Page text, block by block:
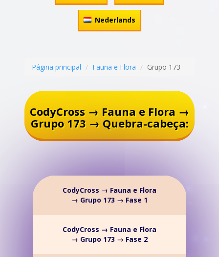
Nederlands
Página principal Fauna e Flora Grupo 173
CodyCross → Fauna e Flora →
Grupo 173 → Quebra-cabeça:
CodyCross → Fauna e Flora
→ Grupo 173 → Fase 1
CodyCross → Fauna e Flora
→ Grupo 173 → Fase 2